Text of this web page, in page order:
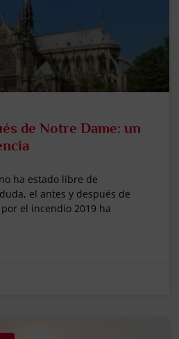
de Notre Dame: un
ha estado libre de
el antes y después de
el incendio 2019 ha